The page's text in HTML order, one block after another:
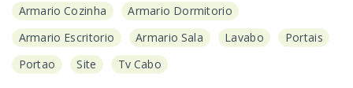
Armario Cozinha
Armario Dormitorio
Armario Escritorio
Armario Sala Lavabo
Portais
Portao
Site Tv Cabo